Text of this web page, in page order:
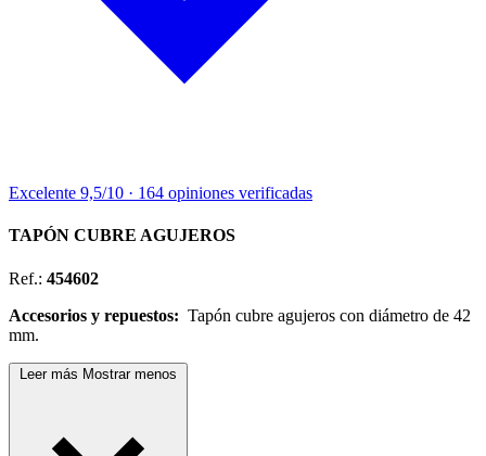
Excelente 9,5/10 · 164 opiniones verificadas
TAPÓN CUBRE AGUJEROS
Ref.: 454602
Accesorios y repuestos: Tapón cubre agujeros con diámetro de 42
mm.
Leer más Mostrar menos